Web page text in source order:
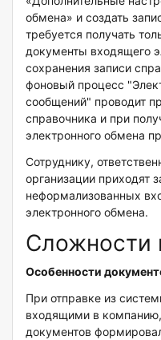
обмена» и создать
требуется получать
документы входящего
сохранения записи
фоновый процесс
сообщений" проводит
справочника и при
электронного обмена
Сотруднику,
организации приходят
неформализованных
электронного обмена.
Сложности
Особенности
При отправке из
входящими в
документов